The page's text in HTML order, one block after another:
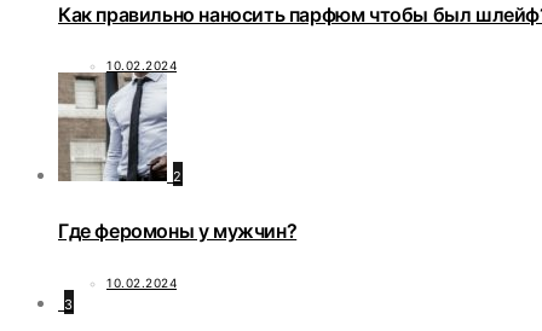
Как правильно наносить парфюм чтобы был
10.02.2024
2
Где феромоны у мужчин?
10.02.2024
3